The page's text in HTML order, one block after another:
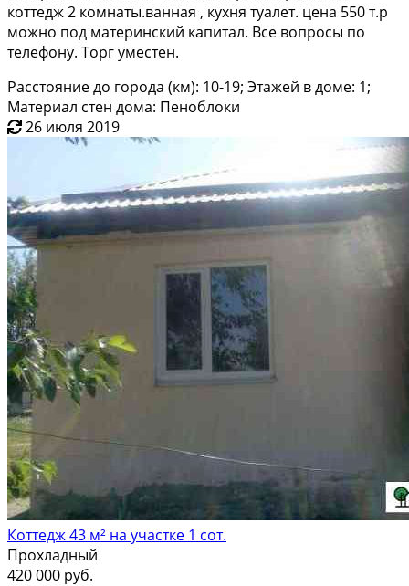
коттедж 2 комнаты.ванная , кухня туалет. цена 550 т.р
можно под материнский капитал. Все вопросы по
телефону. Торг уместен.
Расстояние до города (км): 10-19; Этажей в доме: 1;
Материал стен дома: Пеноблоки
26 июля 2019
Коттедж 43 м² на участке 1 сот.
Прохладный
420 000 руб.